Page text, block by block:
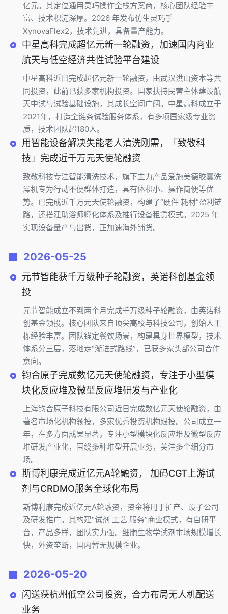
亿元。其定位通用灵巧操作全栈方案商，核心团队经验丰
富、技术积淀深厚。2026 年发布仿生灵巧手
XynovaFlex2，技术先进，具备量产能力。
中星高科完成超亿元新一轮融资，加速国内商业
航天与低空经济共性试验平台建设
中星高科近日完成超亿元新一轮融资，由武汉洪山资本等共
同投资，此前已获多家机构投资。国家扶持民营主体建设航
天中试与试验基础设施，其成长空间广阔。中星高科成立于
2021年，打造全链条试验服务体系，有多项国家级专业资
质，技术团队超180人。
用智能设备解决失能老人清洗刚需，「致敬科
技」完成近千万元天使轮融资
致敬科技专注智能清洗技术，旗下主力产品爱施美德胶囊洗
澡机专为行动不便群体打造，具有体积小、操作简便等优
势。已完成近千万元天使轮融资，构建了“硬件 耗材”盈利链
路，还搭建助浴师孵化体系及推行设备租赁模式。2025 年
实现设备量产与出货，正加速海外铺货。
2026-05-25
元节智能获千万级种子轮融资，英诺科创基金领
投
元节智能成立不到两个月完成千万级种子轮融资，由英诺科
创基金领投。核心团队来自顶尖高校与科技公司，创始人王
栋经验丰富。团队锚定餐饮场景，构建具身世界模型，技术
体系分三层，落地走“渐进式路线”，已获多家头部公司合作
意向。
钧合原子完成数亿元天使轮融资，专注于小型模
块化反应堆及微型反应堆研发与产业化
上海钧合原子科技有限公司近日完成数亿元天使轮融资，由
著名市场化机构领投，多家优秀投资机构跟投。公司成立一
年，在多方面成果显著，专注小型模块化反应堆及微型反应
堆研发产业化，围绕多种堆型开展业务，关注多个细分市
场。
斯博利康完成近亿元A轮融资， 加码CGT上游试
剂与CRDMO服务全球化布局
斯博利康完成近亿元A轮融资，资金将用于扩产、设子公司
及研发推广。其构建“试剂 工艺 服务”商业模式，有自研平
台，产品多样，团队实力强。细胞生物学试剂市场规模增长
快，外资垄断，国内暂无规模企业。
2026-05-20
闪送获杭州低空公司投资，合力布局无人机配送
业务